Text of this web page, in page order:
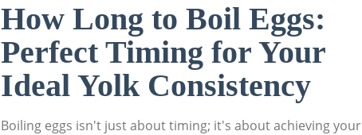
How Long to Boil Eggs:
Perfect Timing for Your
Ideal Yolk Consistency
Boiling eggs isn't just about timing; it's about achieving your